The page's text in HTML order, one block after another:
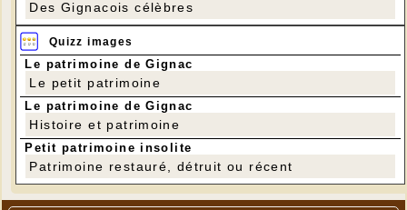
Des Gignacois célèbres
Quizz images
Le patrimoine de Gignac
Le petit patrimoine
Le patrimoine de Gignac
Histoire et patrimoine
Petit patrimoine insolite
Patrimoine restauré, détruit ou récent